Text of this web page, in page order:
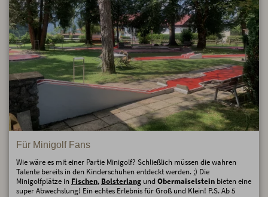
Für Minigolf Fans
Wie wäre es mit einer Partie Minigolf? Schließlich müssen die wahren
Talente bereits in den Kinderschuhen entdeckt werden. ;) Die
Minigolfplätze in Fischen, Bolsterlang undObermaiselstein bieten eine
super Abwechslung! Ein echtes Erlebnis für Groß und Klein! P.S. Ab 5